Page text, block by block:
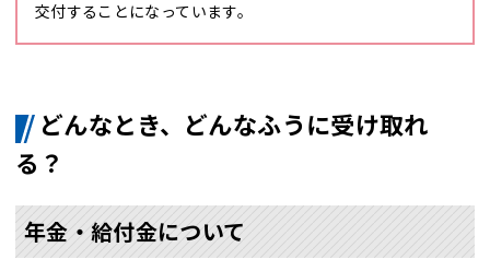
交付することになっています。
どんなとき、どんなふうに受け取れ
る？
年金・給付金について